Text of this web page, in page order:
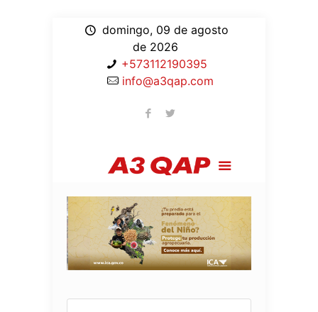
domingo, 09 de agosto
de 2026
+573112190395
info@a3qap.com